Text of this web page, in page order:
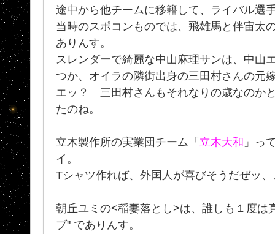
途中から他チームに移籍して、ライバル選
当時のスポコンものでは、飛雄馬と伴宙太
ありんす。
スレンダーで綺麗な中山麻理サンは、中山
つか、オイラの隣街出身の三田村さんの元
エッ？ 三田村さんもそれなりの歳なのか
たのね。
立木製作所の実業団チーム「 立木大和 」っ
イ。
Tシャツ作れば、外国人が喜びそうだぜッ、
朝丘ユミの<稲妻落とし>は、誰しも１度は
ブ" でありんす。